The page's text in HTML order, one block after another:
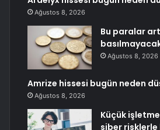
Ağustos 8, 2026
Bu paralar
Ağustos 8, 2026
Amrize hissesi bugün neden
Ağustos 8, 2026
Küçük
siber risklerle